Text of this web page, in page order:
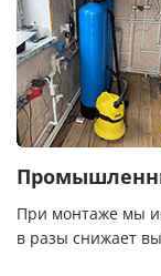
При монтаже мы
в разы снижает